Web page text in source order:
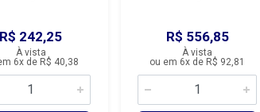
R$ 242,25
À vista
6x de R$ 40,38
R$ 556,85
À vista
ou em 6x de R$ 92,81